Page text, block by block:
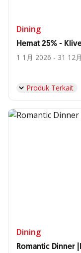
Dining
Hemat 25% -
1 1月 2026 - 31 12
Produk Terkait
Dining
Romantic Dinner